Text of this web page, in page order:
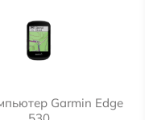
Garmin Edge